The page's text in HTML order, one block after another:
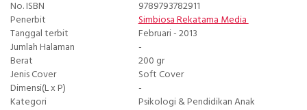
No. ISBN
9789793782911
Penerbit
Simbiosa Rekatama Media
Tanggal terbit
Februari - 2013
Jumlah Halaman
-
Berat
200 gr
Jenis Cover
Soft Cover
Dimensi(L x P)
-
Kategori
Psikologi & Pendidikan Anak